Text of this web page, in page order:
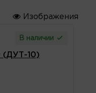
Изображения
В наличии
(ДУТ-10)